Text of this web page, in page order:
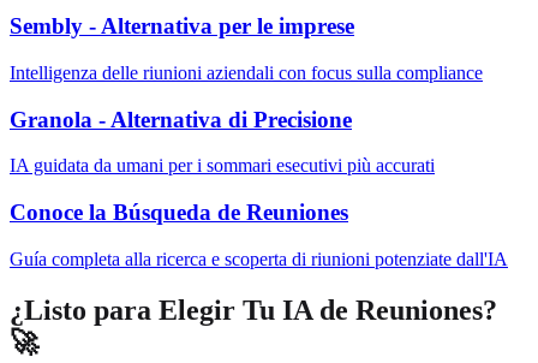
Sembly - Alternativa per le imprese
Intelligenza delle riunioni aziendali con focus sulla compliance
Granola - Alternativa di Precisione
IA guidata da umani per i sommari esecutivi più accurati
Conoce la Búsqueda de Reuniones
Guía completa alla ricerca e scoperta di riunioni potenziate dall'IA
¿Listo para Elegir Tu IA de Reuniones?
🚀